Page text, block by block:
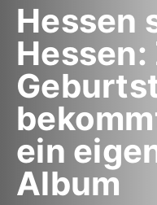
Hessen
Hessen:
ein
Album